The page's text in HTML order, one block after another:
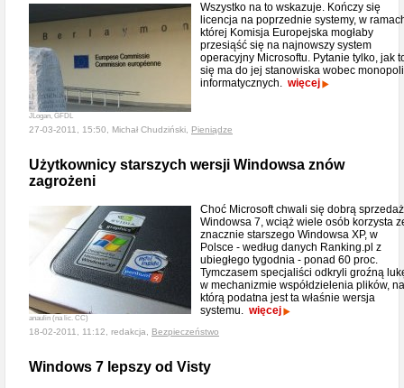
JLogan, GFDL
Wszystko na to wskazuje. Kończy się
licencja na poprzednie systemy, w
której Komisja Europejska mogłaby
przesiąść się na najnowszy system
operacyjny Microsoftu. Pytanie tylko, jak
się ma do jej stanowiska wobec monopoli
informatycznych. więcej
27-03-2011, 15:50, Michał Chudziński, Pieniądze
Użytkownicy starszych wersji Windowsa znów
zagrożeni
anaulin (na lic. CC)
Choć Microsoft chwali się dobrą
Windowsa 7, wciąż wiele osób korzysta
znacznie starszego Windowsa XP, w
Polsce - według danych Ranking.pl z
ubiegłego tygodnia - ponad 60 proc.
Tymczasem specjaliści odkryli groźną
w mechanizmie współdzielenia plików, na
którą podatna jest ta właśnie wersja
systemu. więcej
18-02-2011, 11:12, redakcja, Bezpieczeństwo
Windows 7 lepszy od Visty